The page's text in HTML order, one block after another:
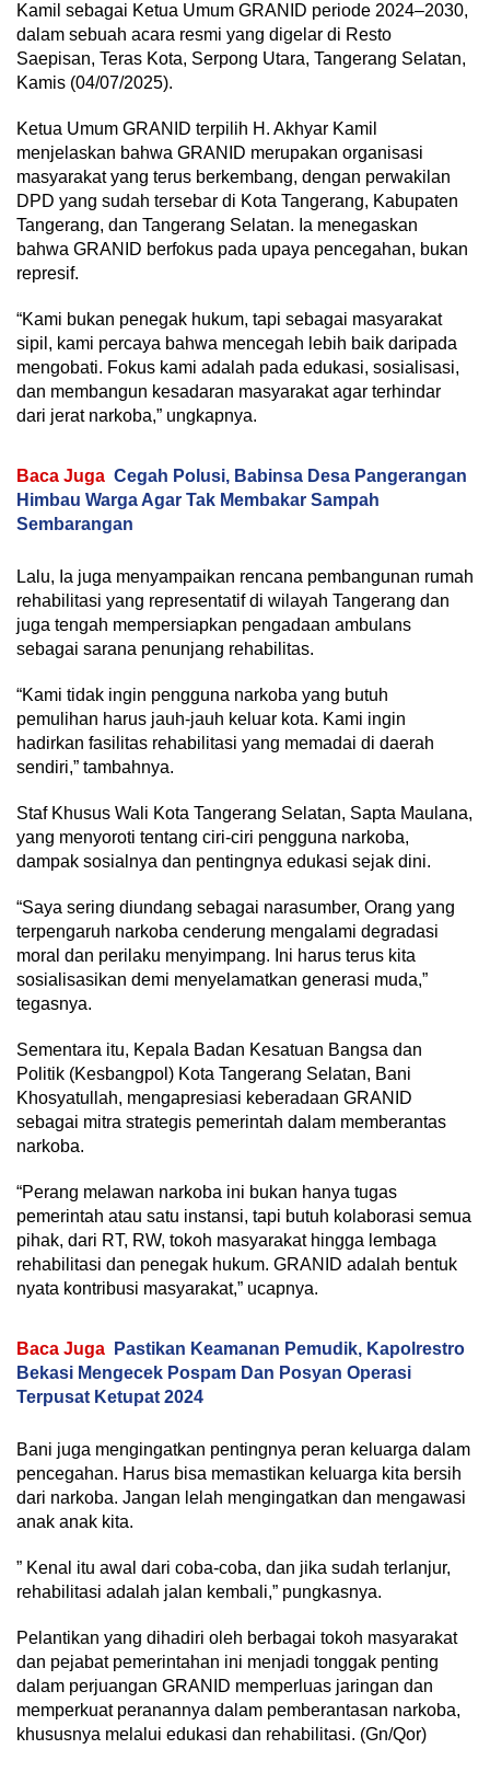
Kamil sebagai Ketua Umum GRANID periode 2024–2030,
dalam sebuah acara resmi yang digelar di Resto
Saepisan, Teras Kota, Serpong Utara, Tangerang Selatan,
Kamis (04/07/2025).
Ketua Umum GRANID terpilih H. Akhyar Kamil
menjelaskan bahwa GRANID merupakan organisasi
masyarakat yang terus berkembang, dengan perwakilan
DPD yang sudah tersebar di Kota Tangerang, Kabupaten
Tangerang, dan Tangerang Selatan. Ia menegaskan
bahwa GRANID berfokus pada upaya pencegahan, bukan
represif.
“Kami bukan penegak hukum, tapi sebagai masyarakat
sipil, kami percaya bahwa mencegah lebih baik daripada
mengobati. Fokus kami adalah pada edukasi, sosialisasi,
dan membangun kesadaran masyarakat agar terhindar
dari jerat narkoba,” ungkapnya.
Baca Juga Cegah Polusi, Babinsa Desa Pangerangan
Himbau Warga Agar Tak Membakar Sampah
Sembarangan
Lalu, Ia juga menyampaikan rencana pembangunan rumah
rehabilitasi yang representatif di wilayah Tangerang dan
juga tengah mempersiapkan pengadaan ambulans
sebagai sarana penunjang rehabilitas.
“Kami tidak ingin pengguna narkoba yang butuh
pemulihan harus jauh-jauh keluar kota. Kami ingin
hadirkan fasilitas rehabilitasi yang memadai di daerah
sendiri,” tambahnya.
Staf Khusus Wali Kota Tangerang Selatan, Sapta Maulana,
yang menyoroti tentang ciri-ciri pengguna narkoba,
dampak sosialnya dan pentingnya edukasi sejak dini.
“Saya sering diundang sebagai narasumber, Orang yang
terpengaruh narkoba cenderung mengalami degradasi
moral dan perilaku menyimpang. Ini harus terus kita
sosialisasikan demi menyelamatkan generasi muda,”
tegasnya.
Sementara itu, Kepala Badan Kesatuan Bangsa dan
Politik (Kesbangpol) Kota Tangerang Selatan, Bani
Khosyatullah, mengapresiasi keberadaan GRANID
sebagai mitra strategis pemerintah dalam memberantas
narkoba.
“Perang melawan narkoba ini bukan hanya tugas
pemerintah atau satu instansi, tapi butuh kolaborasi semua
pihak, dari RT, RW, tokoh masyarakat hingga lembaga
rehabilitasi dan penegak hukum. GRANID adalah bentuk
nyata kontribusi masyarakat,” ucapnya.
Baca Juga
Pastikan Keamanan Pemudik, Kapolrestro
Bekasi Mengecek Pospam Dan Posyan Operasi
Terpusat Ketupat 2024
Bani juga mengingatkan pentingnya peran keluarga dalam
pencegahan. Harus bisa memastikan keluarga kita bersih
dari narkoba. Jangan lelah mengingatkan dan mengawasi
anak anak kita.
” Kenal itu awal dari coba-coba, dan jika sudah terlanjur,
rehabilitasi adalah jalan kembali,” pungkasnya.
Pelantikan yang dihadiri oleh berbagai tokoh masyarakat
dan pejabat pemerintahan ini menjadi tonggak penting
dalam perjuangan GRANID memperluas jaringan dan
memperkuat peranannya dalam pemberantasan narkoba,
khususnya melalui edukasi dan rehabilitasi. (Gn/Qor)